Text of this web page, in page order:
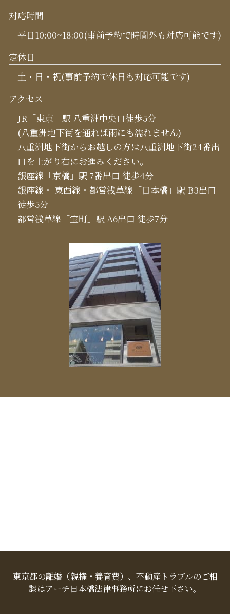
対応時間
平日10:00~18:00(事前予約で時間外も対応可能です)
定休日
土・日・祝(事前予約で休日も対応可能です)
アクセス
JR「東京」駅 八重洲中央口徒歩5分
(八重洲地下街を通れば雨にも濡れません)
八重洲地下街からお越しの方は八重洲地下街24番出
口を上がり右にお進みください。
銀座線「京橋」駅 7番出口 徒歩4分
銀座線・ 東西線・都営浅草線「日本橋」駅 B3出口
徒歩5分
都営浅草線「宝町」駅 A6出口 徒歩7分
東京都の離婚（親権・養育費）、不動産トラブルのご相
談はアーチ日本橋法律事務所にお任せ下さい。